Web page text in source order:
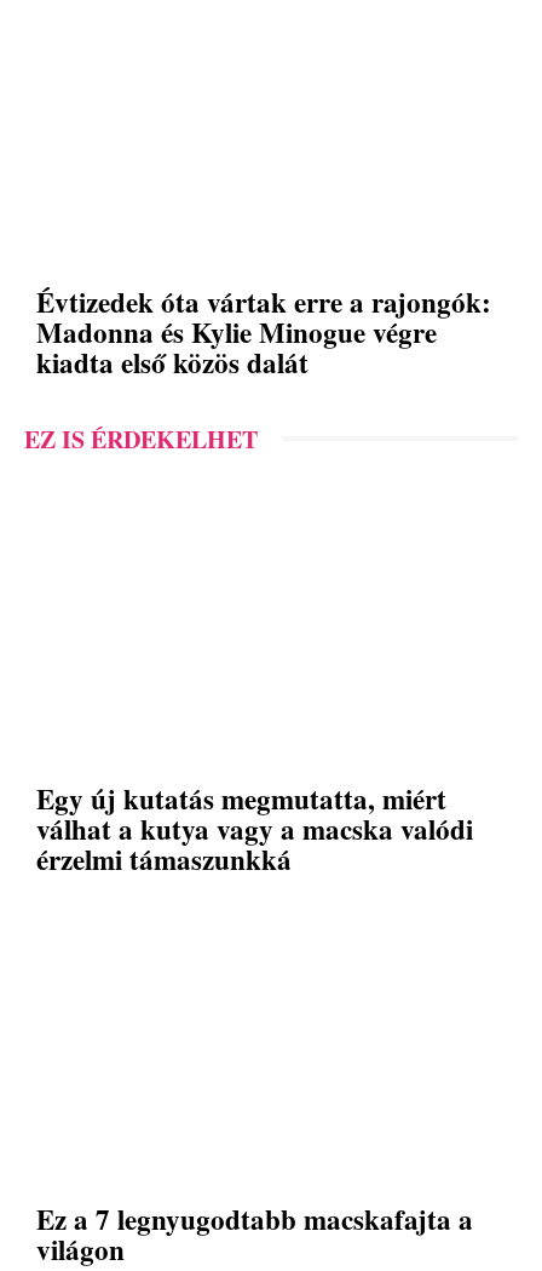
Évtizedek óta vártak erre a rajongók:
Madonna és Kylie Minogue végre
kiadta első közös dalát
EZ IS ÉRDEKELHET
Egy új kutatás megmutatta, miért
válhat a kutya vagy a macska valódi
érzelmi támaszunkká
Ez a 7 legnyugodtabb macskafajta a
világon